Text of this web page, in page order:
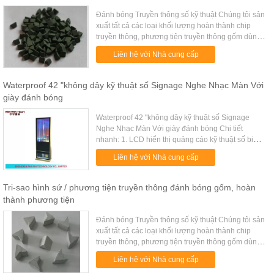
Đánh bóng Truyền thông số kỹ thuật Chúng tôi sản
xuất tất cả các loại khối lượng hoàn thành chip
truyền thông, phương tiện truyền thông gốm dùng
để đánh bóng tốt, đánh bóng đồ sứ, cắt ánh sáng,
cắt vừa, cắt nói ...
Liên hệ với Nhà cung cấp
Waterproof 42 "không dây kỹ thuật số Signage Nghe Nhạc Màn Với
giày đánh bóng
Waterproof 42 "không dây kỹ thuật số Signage
Nghe Nhạc Màn Với giày đánh bóng Chi tiết
nhanh: 1. LCD hiển thị quảng cáo kỹ thuật số biển
với máy đánh giày. 2. AUO chơi và vòng lặp khi
điện được bật lên. 3. Tùy ...
Liên hệ với Nhà cung cấp
Tri-sao hình sứ / phương tiện truyền thông đánh bóng gốm, hoàn
thành phương tiện
Đánh bóng Truyền thông số kỹ thuật Chúng tôi sản
xuất tất cả các loại khối lượng hoàn thành chip
truyền thông, phương tiện truyền thông gốm dùng
để đánh bóng tốt, đánh bóng đồ sứ, cắt ánh sáng,
cắt vừa, cắt nói ...
Liên hệ với Nhà cung cấp